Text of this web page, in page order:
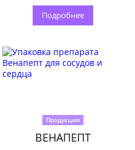
Подробнее
Продукция
ВЕНАПЕПТ